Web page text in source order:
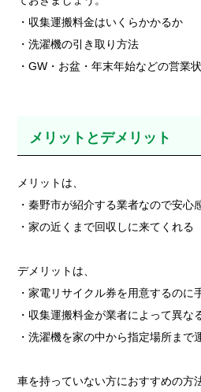
・収集運搬料金はいくらかかるか
・洗濯機の引き取り方法
・GW・お盆・年末年始などの営業
メリットとデメリット
メリットは、
・秦野市が紹介する業者なので安心
・家の近くまで回収しに来てくれる
デメリットは、
・家電リサイクル券を用意するのに
・収集運搬料金が業者によって異な
・洗濯機を家の中から指定場所まで
車を持っていない方におすすめの方